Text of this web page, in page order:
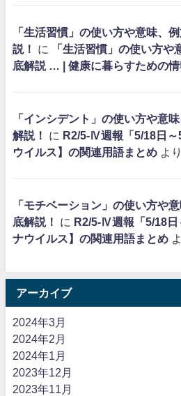
「生活習慣」の使い方や意味、
説！
に
「生活習慣」の使い方
底解説 … | 健康に暮らすための情
「インシデント」の使い方や意
解説！
に R2/5-Ⅳ週報「5/18日
ウイルス】の関連用語まとめ より
「モチベーション」の使い方や
底解説！
に R2/5-Ⅳ週報「5/18日
ナウイルス】の関連用語まとめ
アーカイブ
2024年3月
2024年2月
2024年1月
2023年12月
2023年11月